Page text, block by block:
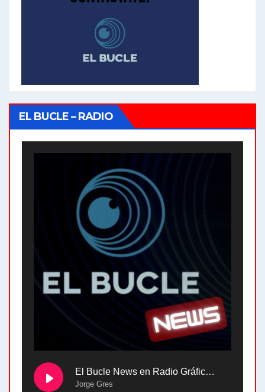
EL BUCLE – RADIO
El Bucle News en Radio Gráfica. Bloque 2 . 28.04.24
Jorge Gres